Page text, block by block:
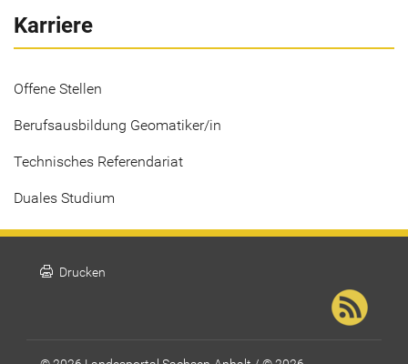
Karriere
Offene Stellen
Berufsausbildung Geomatiker/in
Technisches Referendariat
Duales Studium
print Drucken